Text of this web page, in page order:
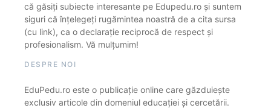
că găsiți subiecte interesante pe Edupedu.ro și suntem
siguri că înțelegeți rugămintea noastră de a cita sursa
(cu link), ca o declarație reciprocă de respect și
profesionalism. Vă mulțumim!
DESPRE NOI
EduPedu.ro este o publicație online care găzduiește
exclusiv articole din domeniul educației și cercetării.